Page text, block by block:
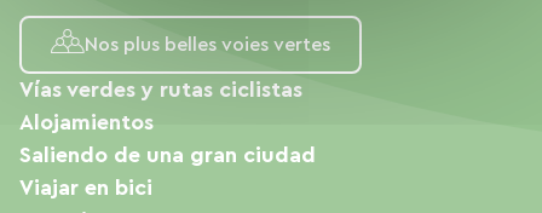
Nos plus belles voies vertes
Vías verdes y rutas ciclistas
Alojamientos
Saliendo de una gran ciudad
Viajar en bici